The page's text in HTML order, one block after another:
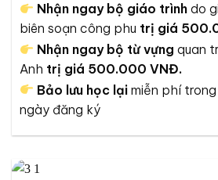
Nhận ngay bộ giáo trình do
biên soạn công phu trị giá
Nhận ngay bộ từ vựng quan
Anh trị giá 500.000 VNĐ.
Bảo lưu học lại miễn phí
ngày đăng ký